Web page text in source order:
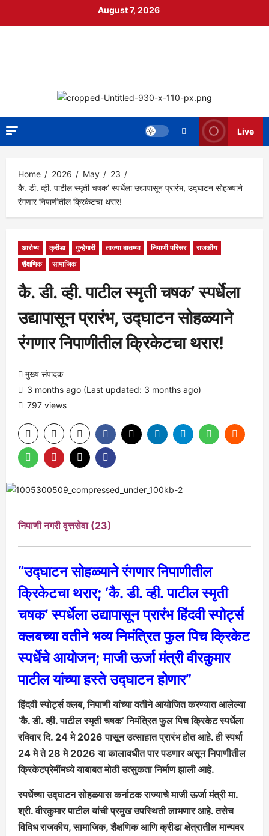
August 7, 2026
Live
Home 2026 May
23
कै. डी. व्ही. पाटील स्मृती चषक’ स्पर्धेला उद्यापासून प्रारंभ, उद्घाटन सोहळ्याने
रंगणार निपाणीतील क्रिकेटचा थरार!
आरोग्य क्रीडा गुन्हेगारी ताज्या बातम्या निपाणी परिसर
राजकीय
शैक्षणिक
सामाजिक
कै. डी. व्ही. पाटील स्मृती चषक’ स्पर्धेला
उद्यापासून प्रारंभ, उद्घाटन सोहळ्याने
रंगणार निपाणीतील क्रिकेटचा थरार!
मुख्य संपादक
3 months ago (Last updated: 3 months ago)
797 views
निपाणी नगरी वृत्तसेवा (23)
“उद्घाटन सोहळ्याने रंगणार निपाणीतील
क्रिकेटचा थरार; ‘कै. डी. व्ही. पाटील स्मृती
चषक’ स्पर्धेला उद्यापासून प्रारंभ हिंदवी स्पोर्ट्स
क्लबच्या वतीने भव्य निमंत्रित फुल पिच क्रिकेट
स्पर्धेचे आयोजन; माजी ऊर्जा मंत्री वीरकुमार
पाटील यांच्या हस्ते उद्घाटन होणार”
हिंदवी स्पोर्ट्स क्लब, निपाणी यांच्या वतीने आयोजित करण्यात आलेल्या
‘कै. डी. व्ही. पाटील स्मृती चषक’ निमंत्रित फुल पिच क्रिकेट स्पर्धेला
रविवार दि. 24 मे 2026 पासून उत्साहात प्रारंभ होत आहे. ही स्पर्धा
24 मे ते 28 मे 2026 या कालावधीत पार पडणार असून निपाणीतील
क्रिकेटप्रेमींमध्ये याबाबत मोठी उत्सुकता निर्माण झाली आहे.
स्पर्धेच्या उद्घाटन सोहळ्यास कर्नाटक राज्याचे माजी ऊर्जा मंत्री मा.
श्री. वीरकुमार पाटील यांची प्रमुख उपस्थिती लाभणार आहे. तसेच
विविध राजकीय, सामाजिक, शैक्षणिक आणि क्रीडा क्षेत्रातील मान्यवर